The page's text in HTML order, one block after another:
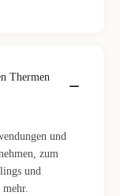
Thermen
und
zum
und
mehr.